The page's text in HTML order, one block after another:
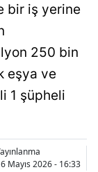
Artvin
Bilecik
bir iş yerine
250 bin
eşya ve
1 şüpheli
Mayıs 2026 - 16:33